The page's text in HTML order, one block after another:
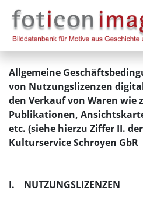
Allgemeine
von Nutzungslizenzen
den Verkauf von Waren wie
Publikationen,
etc. (siehe hierzu Ziffer II. der
Kulturservice Schroyen GbR
I. NUTZUNGSLIZENZEN